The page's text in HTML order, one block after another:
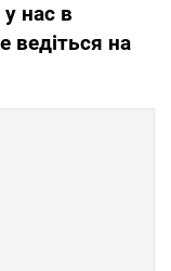
у нас в
ведіться на